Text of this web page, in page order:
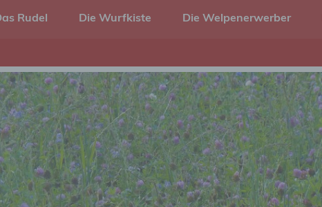
Rudel Die Wurfkiste Die Welpenerwerber